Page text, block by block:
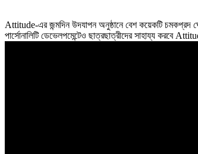
Attitude-এর জন্মদিন উদযাপন অনুষ্ঠানে বেশ কয়েকটি চমকপ্রদ
পার্সোনালিটি ডেভেলপমেন্টেও ছাত্রছাত্রীদের সাহায্য